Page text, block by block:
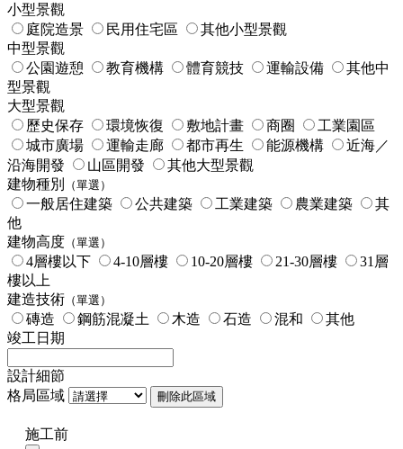
小型景觀
庭院造景
民用住宅區
其他小型景觀
中型景觀
公園遊憩
教育機構 體育競技 運輸設備
其他中
型景觀
大型景觀
歷史保存
環境恢復 敷地計畫 商圈
工業園區
城市廣場
運輸走廊 都市再生 能源機構
近海／
沿海開發
山區開發
其他大型景觀
建物種別
（單選）
一般居住建築 公共建築 工業建築 農業建築
其
他
建物高度 （單選）
4層樓以下 4-10層樓 10-20層樓 21-30層樓
31層
樓以上
建造技術 （單選）
磚造 鋼筋混凝土 木造 石造 混和
其他
竣工日期
設計細節
格局區域
刪除此區域
施工前